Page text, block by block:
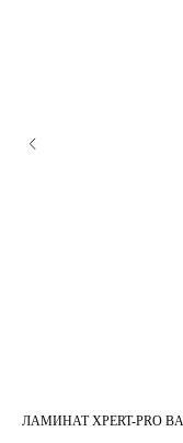
ЛАМИНАТ XPERT-PRO